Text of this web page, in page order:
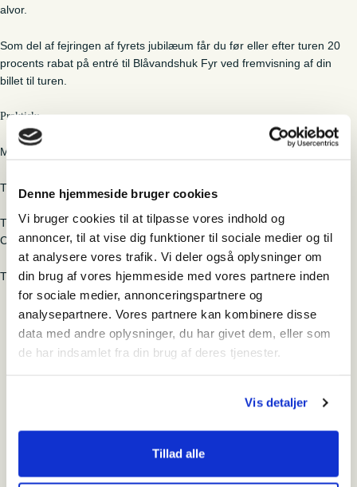
Denne hjemmeside bruger cookies
Vi bruger cookies til at tilpasse vores indhold og
annoncer, til at vise dig funktioner til sociale medier og til
at analysere vores trafik. Vi deler også oplysninger om
din brug af vores hjemmeside med vores partnere inden
for sociale medier, annonceringspartnere og
analysepartnere. Vores partnere kan kombinere disse
data med andre oplysninger, du har givet dem, eller som
de har indsamlet fra din brug af deres tjenester.
Vis detaljer
Tillad alle
alvor.
Som del af fejringen af fyrets jubilæum får du før eller efter turen 20
procents rabat på entré til Blåvandshuk Fyr ved fremvisning af din
billet til turen.
Praktisk:
Mødested: Blåvandshuk Fyr – i gruset foran billetsalget.
Turen anbefales til: Voksne og større børn, fra 12 år og op.
Turen formidles af kulturformidler og naturvejleder Kirstine Høgh
Christiansen.
Turen gennemføres kun ved minimum seks deltagere.
Blåvandshuk Fyr
Hvornår